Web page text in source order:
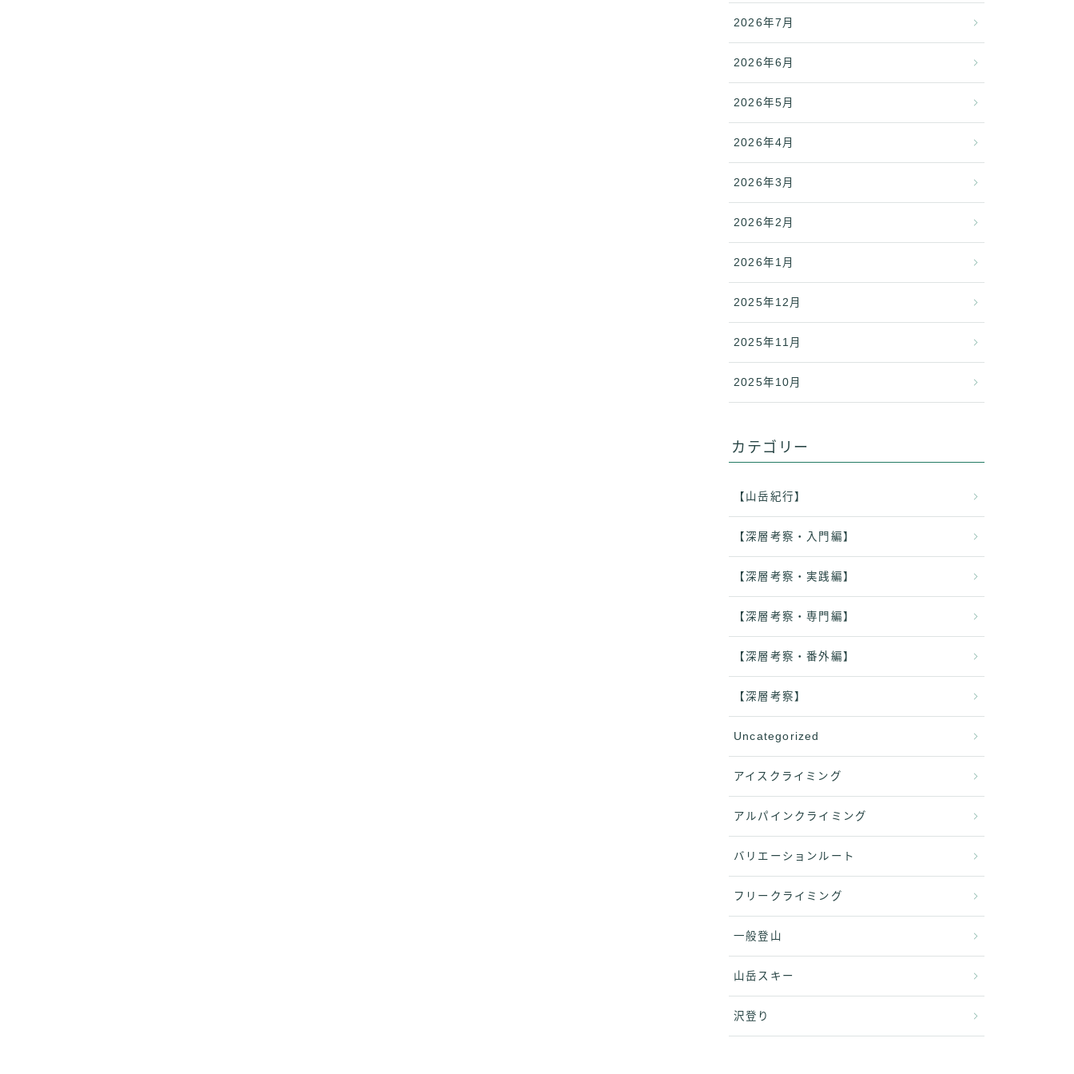
2026年7月
2026年6月
2026年5月
2026年4月
2026年3月
2026年2月
2026年1月
2025年12月
2025年11月
2025年10月
カテゴリー
【山岳紀行】
【深層考察・入門編】
【深層考察・実践編】
【深層考察・専門編】
【深層考察・番外編】
【深層考察】
Uncategorized
アイスクライミング
アルパインクライミング
バリエーションルート
フリークライミング
一般登山
山岳スキー
沢登り